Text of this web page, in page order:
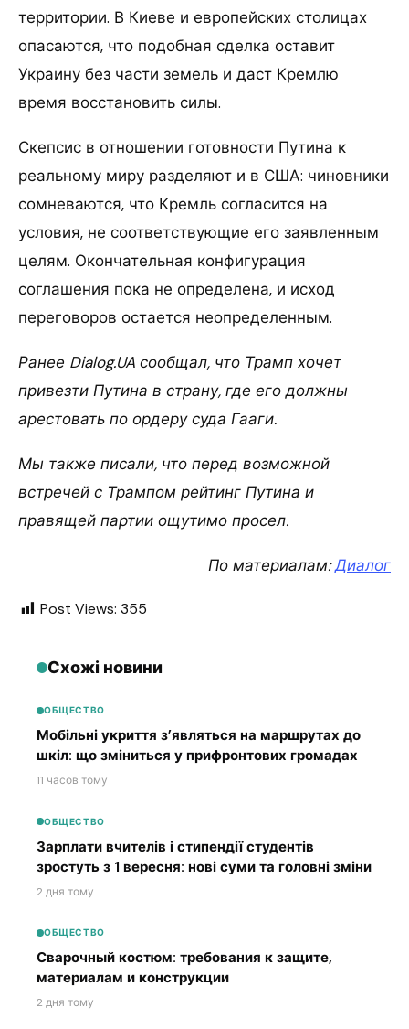
территории. В Киеве и европейских столицах
опасаются, что подобная сделка оставит
Украину без части земель и даст Кремлю
время восстановить силы.
Скепсис в отношении готовности Путина к
реальному миру разделяют и в США: чиновники
сомневаются, что Кремль согласится на
условия, не соответствующие его заявленным
целям. Окончательная конфигурация
соглашения пока не определена, и исход
переговоров остается неопределенным.
Ранее Dialog.UA сообщал, что Трамп хочет
привезти Путина в страну, где его должны
арестовать по ордеру суда Гааги.
Мы также писали, что перед возможной
встречей с Трампом рейтинг Путина и
правящей партии ощутимо просел.
По материалам:Диалог
Post Views: 355
Схожі новини
ОБЩЕСТВО
Мобільні укриття з’являться на маршрутах до
шкіл: що зміниться у прифронтових громадах
11 часов тому
ОБЩЕСТВО
Зарплати вчителів і стипендії студентів
зростуть з 1 вересня: нові суми та головні зміни
2 дня тому
ОБЩЕСТВО
Сварочный костюм: требования к защите,
материалам и конструкции
2 дня тому